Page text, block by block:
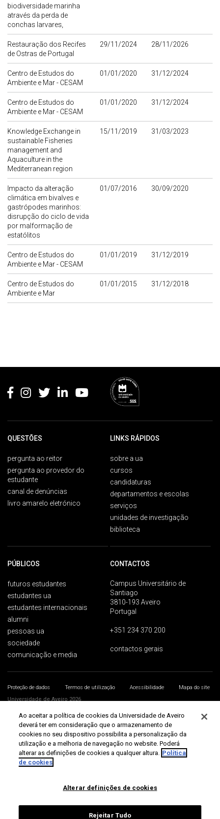
biodiversidade marinha
através da perda de
conchas larvares,
Restauração dos Recifes
de Ostras de Portugal
29/11/2024 28/11/2026
Centro de Estudos do
Ambiente e Mar - CESAM
01/01/2020 31/12/2024
Centro de Estudos do
Ambiente e Mar - CESAM
01/01/2020 31/12/2024
Knowledge Exchange in
sustainable Fisheries
management and
Aquaculture in the
Mediterranean region
15/11/2019 31/03/2023
Impacto da alteração
climática em bivalves e
gastrópodes marinhos:
disrupção do ciclo de vida
por malformação de
estatólitos
01/07/2016 30/09/2020
Centro de Estudos do
Ambiente e Mar - CESAM
01/01/2019 31/12/2019
Centro de Estudos do
Ambiente e Mar
01/01/2015 31/12/2018
QUESTÕES
pergunta ao reitor
pergunta ao provedor do
estudante
canal de denúncias
livro amarelo eletrónico
LINKS RÁPIDOS
sobre a ua
cursos
candidaturas
departamentos e escolas
serviços
unidades de investigação
biblioteca
PÚBLICOS
futuros estudantes
estudantes ua
estudantes internacionais
alumni
pessoas ua
sociedade
comunicação e media
CONTACTOS
Campus Universitário de
Santiago
3810-193 Aveiro
Portugal
+351 234 370 200
contactos gerais
Proteção de dados Termos de utilização Acessibilidade
Mapa do site
Universidade de Aveiro 2026
Ao aceitar a política de cookies da Universidade de Aveiro
deverá ter em consideração que o armazenamento de
cookies no seu dispositivo possibilita a personalização da
utilização e a melhoria de navegação no website. Poderá
alterar as definições de cookies a qualquer altura. Política
de cookies
Alterar definições de cookies
Rejeitar Tudo